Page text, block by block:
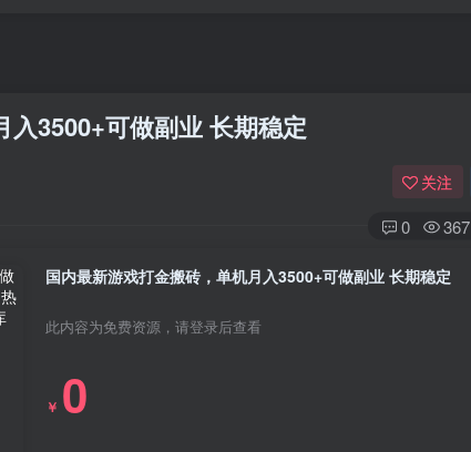
3500+可做副业 长期稳定
关注
0 367
国内最新游戏打金搬砖，单机月入3500+可做副业 长期稳定
此内容为免费资源，请登录后查看
￥ 0